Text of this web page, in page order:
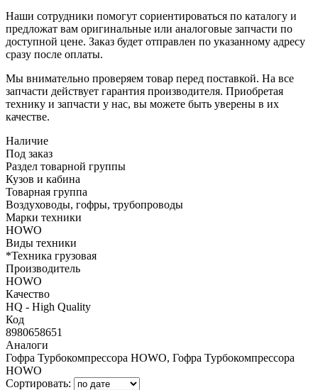
Наши сотрудники помогут сориентироваться по каталогу и
предложат вам оригинальные или аналоговые запчасти по
доступной цене. Заказ будет отправлен по указанному адресу
сразу после оплаты.
Мы внимательно проверяем товар перед поставкой. На все
запчасти действует гарантия производителя. Приобретая
технику и запчасти у нас, вы можете быть уверены в их
качестве.
Наличие
Под заказ
Раздел товарной группы
Кузов и кабина
Товарная группа
Воздуховоды, гофры, трубопроводы
Марки техники
HOWO
Виды техники
*Техника грузовая
Производитель
HOWO
Качество
HQ - High Quality
Код
8980658651
Аналоги
Гофра Турбокомпрессора HOWO, Гофра Турбокомпрессора
HOWO
Сортировать: